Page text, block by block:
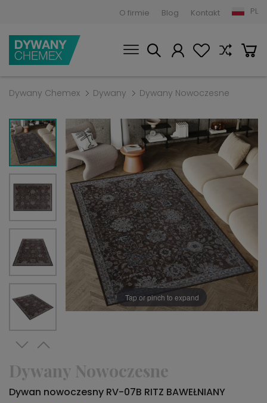
O firmie Blog Kontakt PL
Dywany Chemex Dywany Dywany Nowoczesne
Tap or pinch to expand
Dywany Nowoczesne
Dywan nowoczesny RV-07B RITZ BAWEŁNIANY